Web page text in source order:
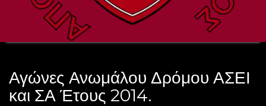
Αγώνες Ανωμάλου Δρόμου ΑΣΕΙ
και ΣΑ Έτους 2014.